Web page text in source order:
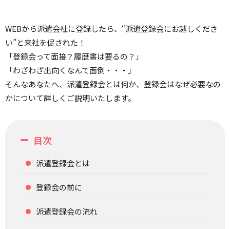
WEBから派遣会社に登録したら、“派遣登録会にお越しくださ
い”と来社を促された！
「登録会って面接？履歴書は要るの？」
「わざわざ出向くなんて面倒・・・」
そんなあなたへ、派遣登録会とは何か、登録会はなぜ必要なの
かについて詳しくご説明いたします。
目次
派遣登録会とは
登録会の前に
派遣登録会の流れ